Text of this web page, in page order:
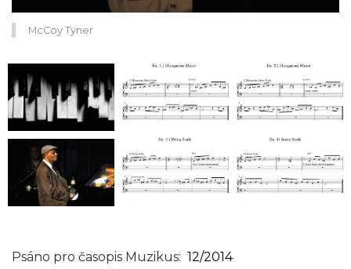
McCoy Tyner
Psáno pro časopis Muzikus 12/2014